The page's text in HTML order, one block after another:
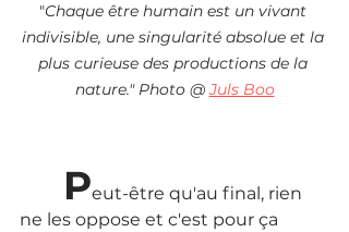
"Chaque être humain est un vivant
indivisible, une singularité absolue et la
plus curieuse des productions de la
nature." Photo @ Juls Boo
Peut-être qu'au final, rien
ne les oppose et c'est pour ça